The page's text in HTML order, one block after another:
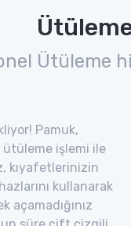
Ütüleme
Pamuk,
ütüleme işlemi ile
kıyafetlerinizin
kullanarak